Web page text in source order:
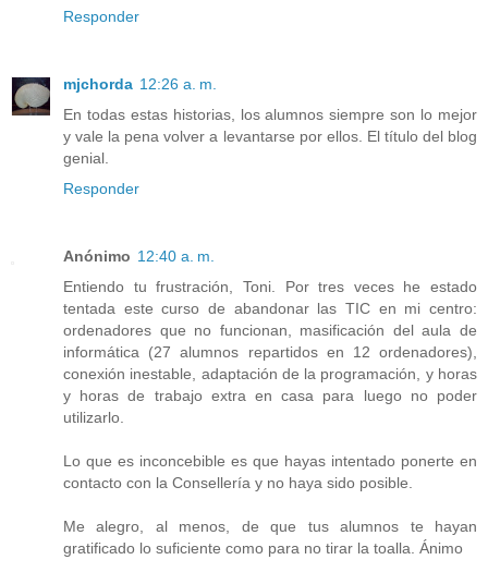
Responder
mjchorda 12:26 a. m.
En todas estas historias, los alumnos siempre son lo mejor
y vale la pena volver a levantarse por ellos. El título del blog
genial.
Responder
Anónimo 12:40 a. m.
Entiendo tu frustración, Toni. Por tres veces he estado
tentada este curso de abandonar las TIC en mi centro:
ordenadores que no funcionan, masificación del aula de
informática (27 alumnos repartidos en 12 ordenadores),
conexión inestable, adaptación de la programación, y horas
y horas de trabajo extra en casa para luego no poder
utilizarlo.
Lo que es inconcebible es que hayas intentado ponerte en
contacto con la Consellería y no haya sido posible.
Me alegro, al menos, de que tus alumnos te hayan
gratificado lo suficiente como para no tirar la toalla. Ánimo